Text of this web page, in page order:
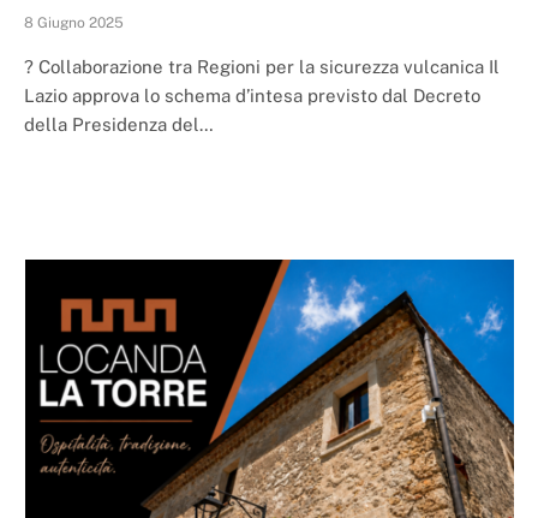
8 Giugno 2025
? Collaborazione tra Regioni per la sicurezza vulcanica Il
Lazio approva lo schema d’intesa previsto dal Decreto
della Presidenza del…